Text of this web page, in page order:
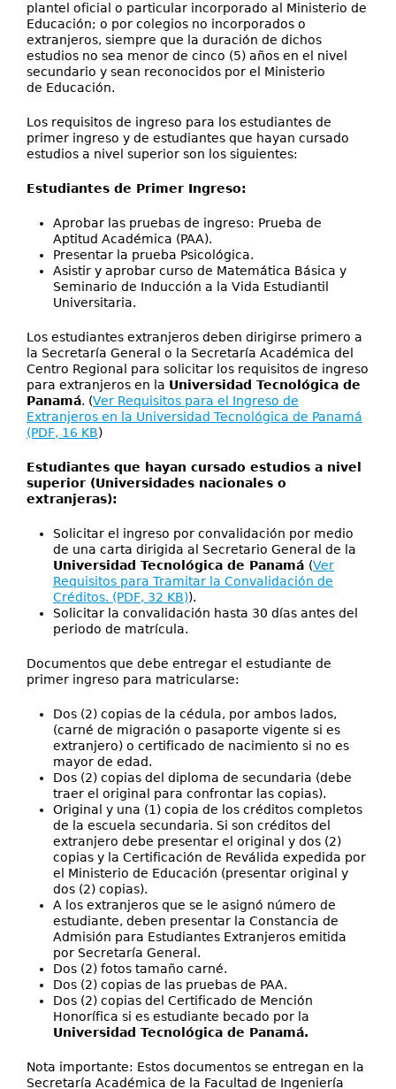
plantel oficial o particular incorporado al Ministerio de
Educación; o por colegios no incorporados o
extranjeros, siempre que la duración de dichos
estudios no sea menor de cinco (5) años en el nivel
secundario y sean reconocidos por el Ministerio
de Educación.
Los requisitos de ingreso para los estudiantes de
primer ingreso y de estudiantes que hayan cursado
estudios a nivel superior son los siguientes:
Estudiantes de Primer Ingreso:
Aprobar las pruebas de ingreso: Prueba de
Aptitud Académica (PAA).
Presentar la prueba Psicológica.
Asistir y aprobar curso de Matemática Básica y
Seminario de Inducción a la Vida Estudiantil
Universitaria.
Los estudiantes extranjeros deben dirigirse primero a
la Secretaría General o la Secretaría Académica del
Centro Regional para solicitar los requisitos de ingreso
para extranjeros en la Universidad Tecnológica de
Panamá. (Ver Requisitos para el Ingreso de
Extranjeros en la Universidad Tecnológica de Panamá
(PDF, 16 KB)
Estudiantes que hayan cursado estudios a nivel
superior (Universidades nacionales o
extranjeras):
Solicitar el ingreso por convalidación por medio
de una carta dirigida al Secretario General de la
Universidad Tecnológica de Panamá (Ver
Requisitos para Tramitar la Convalidación de
Créditos. (PDF, 32 KB)).
Solicitar la convalidación hasta 30 días antes del
periodo de matrícula.
Documentos que debe entregar el estudiante de
primer ingreso para matricularse:
Dos (2) copias de la cédula, por ambos lados,
(carné de migración o pasaporte vigente si es
extranjero) o certificado de nacimiento si no es
mayor de edad.
Dos (2) copias del diploma de secundaria (debe
traer el original para confrontar las copias).
Original y una (1) copia de los créditos completos
de la escuela secundaria. Si son créditos del
extranjero debe presentar el original y dos (2)
copias y la Certificación de Reválida expedida por
el Ministerio de Educación (presentar original y
dos (2) copias).
A los extranjeros que se le asignó número de
estudiante, deben presentar la Constancia de
Admisión para Estudiantes Extranjeros emitida
por Secretaría General.
Dos (2) fotos tamaño carné.
Dos (2) copias de las pruebas de PAA.
Dos (2) copias del Certificado de Mención
Honorífica si es estudiante becado por la
Universidad Tecnológica de Panamá.
Nota importante: Estos documentos se entregan en la
Secretaría Académica de la Facultad de Ingeniería